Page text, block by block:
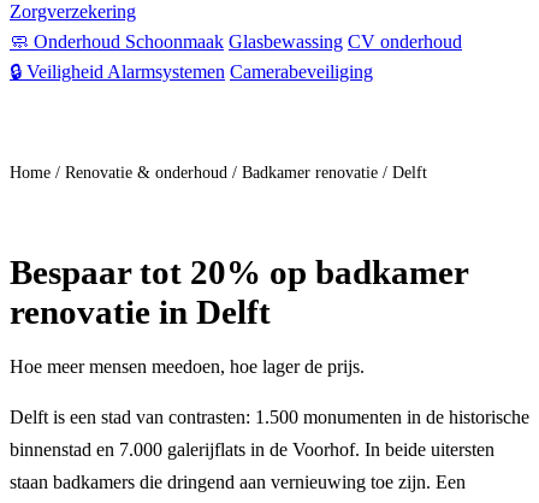
Zorgverzekering
🧼 Onderhoud Schoonmaak Glasbewassing CV onderhoud
🔒 Veiligheid Alarmsystemen Camerabeveiliging
Home / Renovatie & onderhoud / Badkamer renovatie / Delft
Bespaartot 20% op badkamer
renovatie in Delft
Hoe meer mensen meedoen, hoe lager de prijs.
Delft is een stad van contrasten: 1.500 monumenten in de historische
binnenstad en 7.000 galerijflats in de Voorhof. In beide uitersten
staan badkamers die dringend aan vernieuwing toe zijn. Een